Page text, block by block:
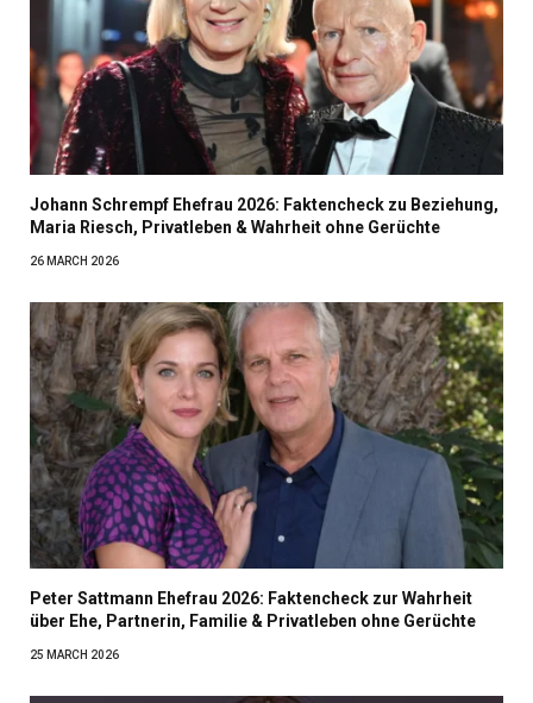
Johann Schrempf Ehefrau 2026: Faktencheck zu Beziehung,
Maria Riesch, Privatleben & Wahrheit ohne Gerüchte
26 MARCH 2026
Peter Sattmann Ehefrau 2026: Faktencheck zur Wahrheit
über Ehe, Partnerin, Familie & Privatleben ohne Gerüchte
25 MARCH 2026